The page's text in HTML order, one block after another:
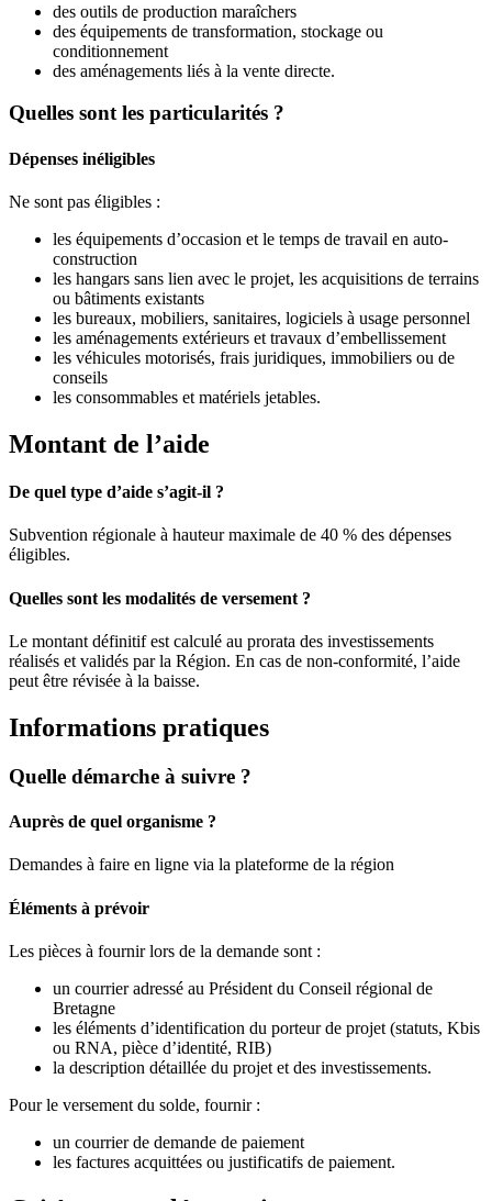
des outils de production maraîchers
des équipements de transformation, stockage ou
conditionnement
des aménagements liés à la vente directe.
Quelles sont les particularités ?
Dépenses inéligibles
Ne sont pas éligibles :
les équipements d’occasion et le temps de travail en auto-
construction
les hangars sans lien avec le projet, les acquisitions de terrains
ou bâtiments existants
les bureaux, mobiliers, sanitaires, logiciels à usage personnel
les aménagements extérieurs et travaux d’embellissement
les véhicules motorisés, frais juridiques, immobiliers ou de
conseils
les consommables et matériels jetables.
Montant de l’aide
De quel type d’aide s’agit-il ?
Subvention régionale à hauteur maximale de 40 % des dépenses
éligibles.
Quelles sont les modalités de versement ?
Le montant définitif est calculé au prorata des investissements
réalisés et validés par la Région. En cas de non-conformité, l’aide
peut être révisée à la baisse.
Informations pratiques
Quelle démarche à suivre ?
Auprès de quel organisme ?
Demandes à faire en ligne via la plateforme de la région
Éléments à prévoir
Les pièces à fournir lors de la demande sont :
un courrier adressé au Président du Conseil régional de
Bretagne
les éléments d’identification du porteur de projet (statuts, Kbis
ou RNA, pièce d’identité, RIB)
la description détaillée du projet et des investissements.
Pour le versement du solde, fournir :
un courrier de demande de paiement
les factures acquittées ou justificatifs de paiement.